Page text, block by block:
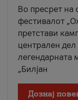
Во пресрет на
фестивалот
претстави
централен дел
легендарната
„Билјан
Дознај